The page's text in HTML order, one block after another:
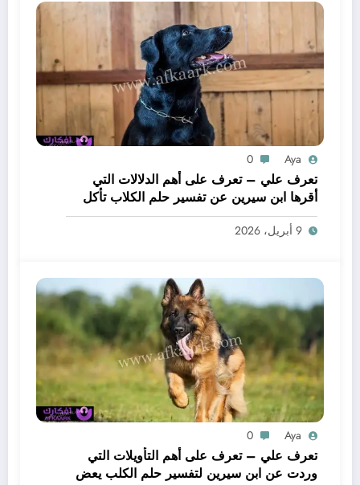
Aya
0
تعرف علي – تعرف على أهم الدلالات التي
أقرها ابن سيرين عن تفسير حلم الكلاب تأكل
لحم – بالتفصيل
9 أبريل، 2026
Aya
0
تعرف علي – تعرف على أهم التأويلات التي
وردت عن ابن سيرين لتفسير حلم الكلب يعض